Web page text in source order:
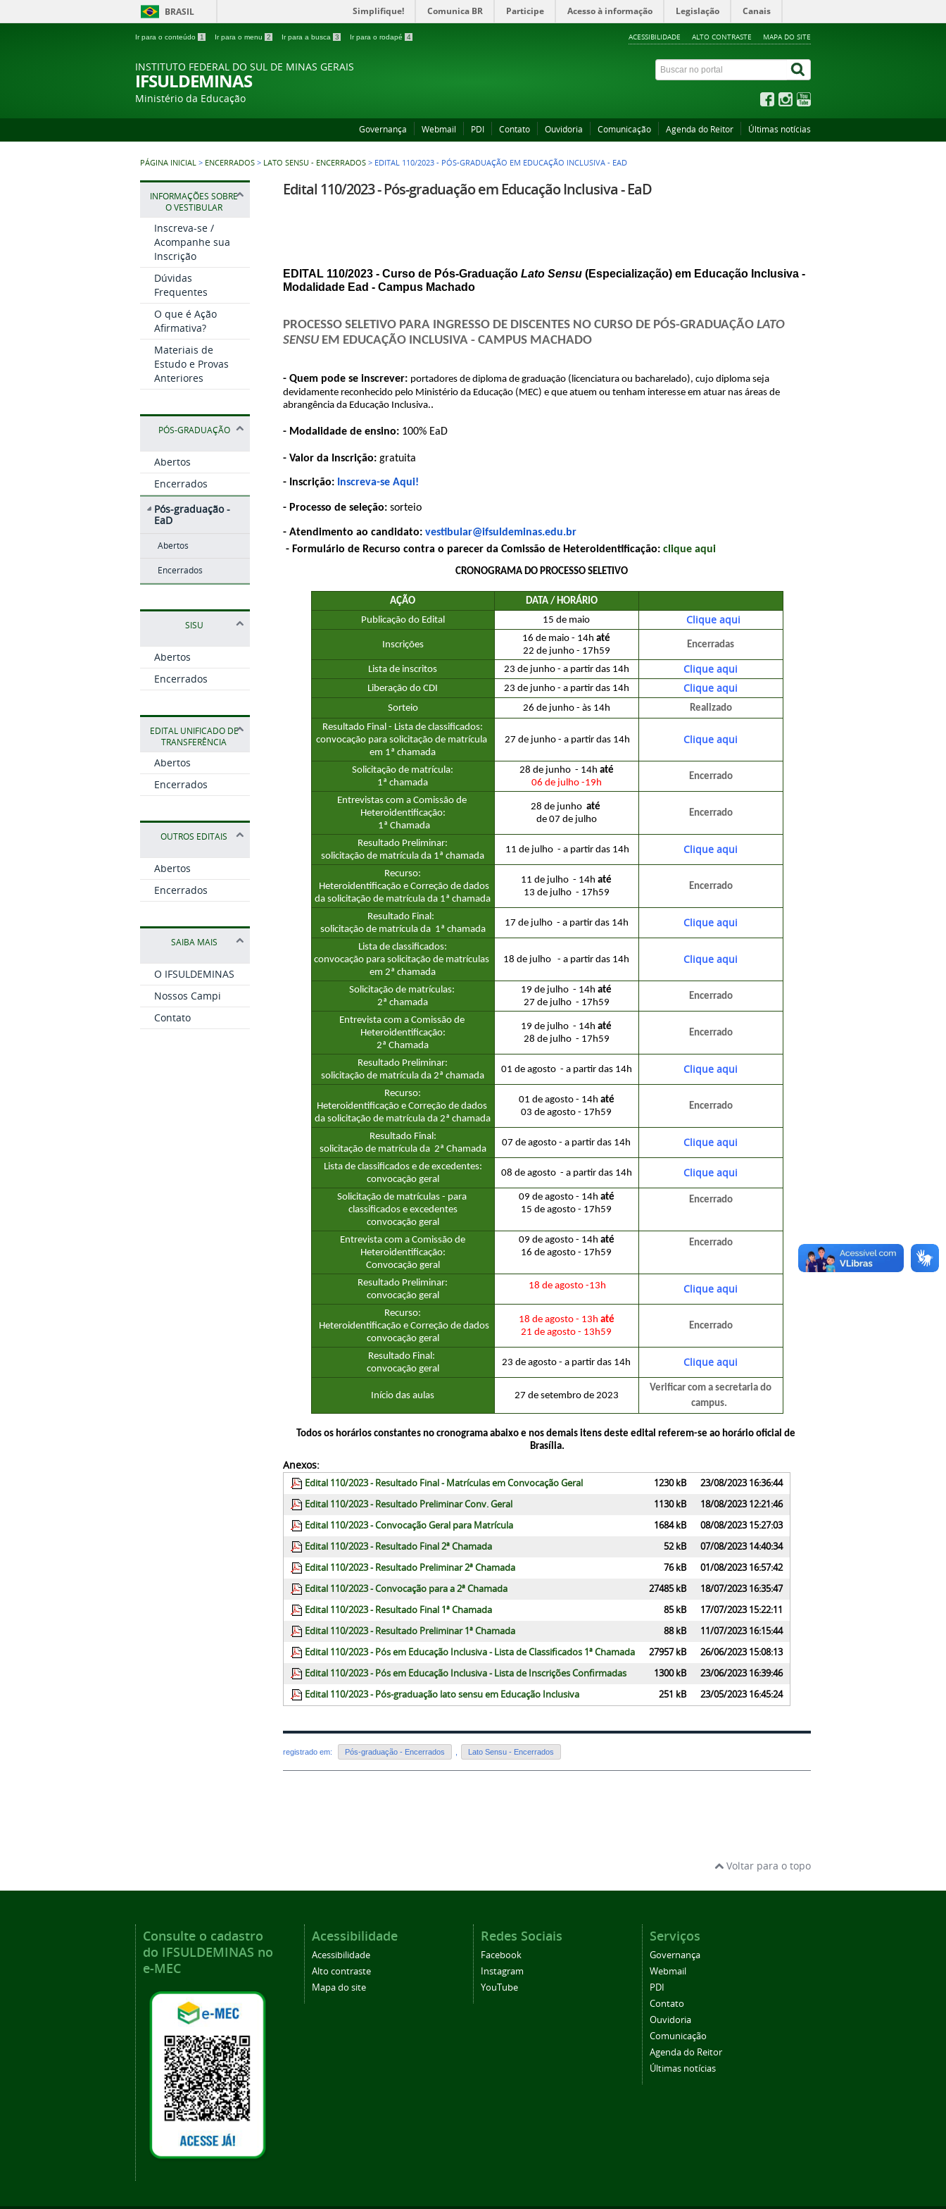
BRASIL Simplifique! Comunica BR Participe Acesso à informação Legislação Canais
Ir para o conteúdo 1 Ir para o menu 2 Ir para a busca 3 Ir para o rodapé 4 ACESSIBILIDADE ALTO CONTRASTE MAPA DO SITE
INSTITUTO FEDERAL DO SUL DE MINAS GERAIS
IFSULDEMINAS
Ministério da Educação
Governança Webmail PDI Contato Ouvidoria Comunicação Agenda do Reitor Últimas notícias
PÁGINA INICIAL > ENCERRADOS > LATO SENSU - ENCERRADOS > EDITAL 110/2023 - PÓS-GRADUAÇÃO EM EDUCAÇÃO INCLUSIVA - EAD
INFORMAÇÕES SOBRE
O VESTIBULAR
Inscreva-se /
Acompanhe sua
Inscrição
Dúvidas
Frequentes
O que é Ação
Afirmativa?
Materiais de
Estudo e Provas
Anteriores
PÓS-GRADUAÇÃO
Abertos
Encerrados
Pós-graduação -
EaD
Abertos
Encerrados
SISU
Abertos
Encerrados
EDITAL UNIFICADO DE
TRANSFERÊNCIA
Abertos
Encerrados
OUTROS EDITAIS
Abertos
Encerrados
SAIBA MAIS
O IFSULDEMINAS
Nossos Campi
Contato
Edital 110/2023 - Pós-graduação em Educação Inclusiva - EaD
EDITAL 110/2023 - Curso de Pós-Graduação Lato Sensu (Especialização) em Educação Inclusiva -
Modalidade Ead - Campus Machado
PROCESSO SELETIVO PARA INGRESSO DE DISCENTES NO CURSO DE PÓS-GRADUAÇÃO LATO
SENSU EM EDUCAÇÃO INCLUSIVA - CAMPUS MACHADO
- Quem pode se inscrever: portadores de diploma de graduação (licenciatura ou bacharelado), cujo diploma seja
devidamente reconhecido pelo Ministério da Educação (MEC) e que atuem ou tenham interesse em atuar nas áreas de
abrangência da Educação Inclusiva..
- Modalidade de ensino: 100% EaD
- Valor da Inscrição: gratuita
- Inscrição: Inscreva-se Aqui!
- Processo de seleção: sorteio
- Atendimento ao candidato: vestibular@ifsuldeminas.edu.br
- Formulário de Recurso contra o parecer da Comissão de Heteroidentificação: clique aqui
CRONOGRAMA DO PROCESSO SELETIVO
AÇÃO
DATA / HORÁRIO
Publicação do Edital
15 de maio Clique aqui
Inscrições
16 de maio - 14h até
22 de junho - 17h59
Encerradas
Lista de inscritos 23 de junho - a partir das 14h Clique aqui
Liberação do CDI 23 de junho - a partir das 14h Clique aqui
Sorteio 26 de junho - às 14h
Realizado
Resultado Final - Lista de classificados:
convocação para solicitação de matrícula
em 1ª chamada
27 de junho - a partir das 14h Clique aqui
Solicitação de matrícula:
1ª chamada
28 de junho  - 14h até
06 de julho -19h
Encerrado
Entrevistas com a Comissão de
Heteroidentificação:
1ª Chamada
28 de junho até
de 07 de julho
Encerrado
Resultado Preliminar:
solicitação de matrícula da 1ª chamada
11 de julho  - a partir das 14h Clique aqui
Recurso:
Heteroidentificação e Correção de dados
da solicitação de matrícula da 1ª chamada
11 de julho  - 14h até
13 de julho  - 17h59
Encerrado
Resultado Final:
solicitação de matrícula da  1ª chamada
17 de julho  - a partir das 14h Clique aqui
Lista de classificados:
convocação para solicitação de matrículas
em 2ª chamada
18 de julho   - a partir das 14h Clique aqui
Solicitação de matrículas:
2ª chamada
19 de julho  - 14h até
27 de julho  - 17h59
Encerrado
Entrevista com a Comissão de
Heteroidentificação:
2ª Chamada
19 de julho  - 14h até
28 de julho  - 17h59
Encerrado
Resultado Preliminar:
solicitação de matrícula da 2ª chamada
01 de agosto  - a partir das 14h Clique aqui
Recurso:
Heteroidentificação e Correção de dados
da solicitação de matrícula da 2ª chamada
01 de agosto - 14h até
03 de agosto - 17h59
Encerrado
Resultado Final:
solicitação de matrícula da  2ª Chamada
07 de agosto - a partir das 14h Clique aqui
Lista de classificados e de excedentes:
convocação geral
08 de agosto  - a partir das 14h Clique aqui
Solicitação de matrículas - para
classificados e excedentes
convocação geral
09 de agosto - 14h até
15 de agosto - 17h59
Encerrado
Entrevista com a Comissão de
Heteroidentificação:
Convocação geral
09 de agosto - 14h até
16 de agosto - 17h59
Encerrado
Resultado Preliminar:
convocação geral
18 de agosto -13h Clique aqui
Recurso:
Heteroidentificação e Correção de dados
convocação geral
18 de agosto - 13h até
21 de agosto - 13h59
Encerrado
Resultado Final:
convocação geral
23 de agosto - a partir das 14h Clique aqui
Início das aulas 27 de setembro de 2023
Verificar com a secretaria do
campus.
Todos os horários constantes no cronograma abaixo e nos demais itens deste edital referem-se ao horário oficial de
Brasília.
Anexos:
Edital 110/2023 - Resultado Final - Matrículas em Convocação Geral 1230 kB
23/08/2023 16:36:44
Edital 110/2023 - Resultado Preliminar Conv. Geral
1130 kB
18/08/2023 12:21:46
Edital 110/2023 - Convocação Geral para Matrícula
1684 kB
08/08/2023 15:27:03
Edital 110/2023 - Resultado Final 2ª Chamada
52 kB
07/08/2023 14:40:34
Edital 110/2023 - Resultado Preliminar 2ª Chamada
76 kB
01/08/2023 16:57:42
Edital 110/2023 - Convocação para a 2ª Chamada
27485 kB
18/07/2023 16:35:47
Edital 110/2023 - Resultado Final 1ª Chamada
85 kB
17/07/2023 15:22:11
Edital 110/2023 - Resultado Preliminar 1ª Chamada
88 kB
11/07/2023 16:15:44
Edital 110/2023 - Pós em Educação Inclusiva - Lista de Classificados 1ª Chamada
27957 kB
26/06/2023 15:08:13
Edital 110/2023 - Pós em Educação Inclusiva - Lista de Inscrições Confirmadas
1300 kB
23/06/2023 16:39:46
Edital 110/2023 - Pós-graduação lato sensu em Educação Inclusiva
251 kB 23/05/2023 16:45:24
registrado em: Pós-graduação - Encerrados Lato Sensu - Encerrados
Voltar para o topo
Consulte o cadastro
do IFSULDEMINAS no
e-MEC
Acessibilidade
Acessibilidade
Alto contraste
Mapa do site
Redes Sociais
Facebook
Instagram
YouTube
Serviços
Governança
Webmail
PDI
Contato
Ouvidoria
Comunicação
Agenda do Reitor
Últimas notícias